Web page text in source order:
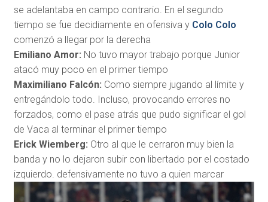
se adelantaba en campo contrario. En el segundo
tiempo se fue decidiamente en ofensiva y Colo Colo
comenzó a llegar por la derecha
Emiliano Amor: No tuvo mayor trabajo porque Junior
atacó muy poco en el primer tiempo
Maximiliano Falcón: Como siempre jugando al límite y
entregándolo todo. Incluso, provocando errores no
forzados, como el pase atrás que pudo significar el gol
de Vaca al terminar el primer tiempo
Erick Wiemberg: Otro al que le cerraron muy bien la
banda y no lo dejaron subir con libertado por el costado
izquierdo. defensivamente no tuvo a quien marcar